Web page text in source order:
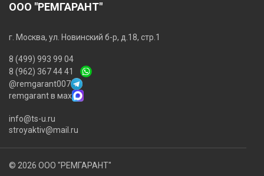
ООО "РЕМГАРАНТ"
г. Москва, ул. Новинский б-р, д.18, стр.1
8 (499) 993 99 04
8 (962) 367 44 41
@remgarant007
remgarant в мах
info@ts-u.ru
stroyaktiv@mail.ru
© 2026 ООО "РЕМГАРАНТ"